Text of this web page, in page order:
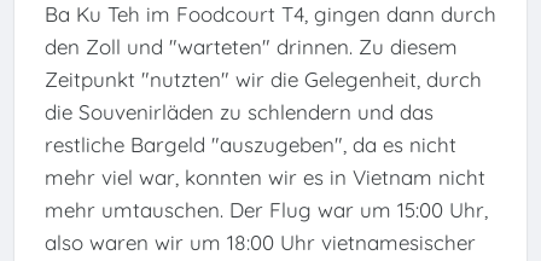
Ba Ku Teh im Foodcourt T4, gingen dann durch
den Zoll und "warteten" drinnen. Zu diesem
Zeitpunkt "nutzten" wir die Gelegenheit, durch
die Souvenirläden zu schlendern und das
restliche Bargeld "auszugeben", da es nicht
mehr viel war, konnten wir es in Vietnam nicht
mehr umtauschen. Der Flug war um 15:00 Uhr,
also waren wir um 18:00 Uhr vietnamesischer